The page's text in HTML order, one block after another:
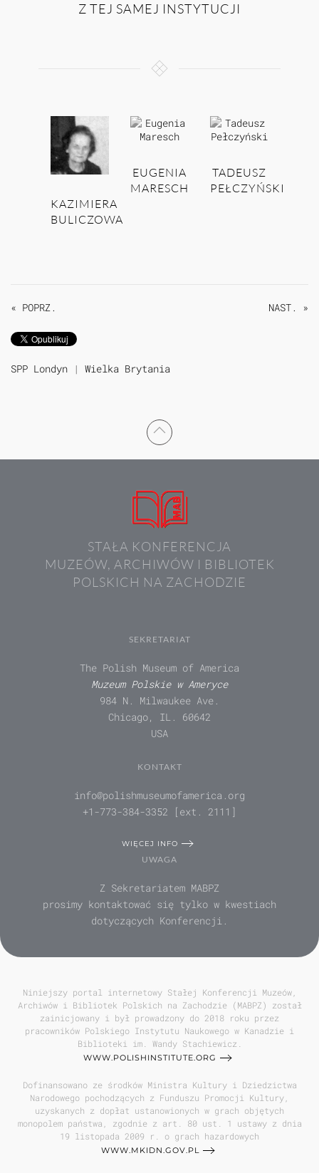
Z TEJ SAMEJ INSTYTUCJI
KAZIMIERA
BULICZOWA
EUGENIA
MARESCH
TADEUSZ
PEŁCZYŃSKI
« POPRZ. NAST. »
SPP Londyn | Wielka Brytania
STAŁA KONFERENCJA
MUZEÓW, ARCHIWÓW I BIBLIOTEK
POLSKICH NA ZACHODZIE
SEKRETARIAT
The Polish Museum of America
Muzeum Polskie w Ameryce
984 N. Milwaukee Ave.
Chicago, IL. 60642
USA
KONTAKT
info@polishmuseumofamerica.org
+1-773-384-3352 [ext. 2111]
WIĘCEJ INFO
UWAGA
Z Sekretariatem MABPZ
prosimy kontaktować się tylko w kwestiach
dotyczących Konferencji.
Niniejszy portal internetowy Stałej Konferencji Muzeów,
Archiwów i Bibliotek Polskich na Zachodzie (MABPZ) został
zainicjowany i był prowadzony do 2018 roku przez
pracowników Polskiego Instytutu Naukowego w Kanadzie i
Biblioteki im. Wandy Stachiewicz.
WWW.POLISHINSTITUTE.ORG
Dofinansowano ze środków Ministra Kultury i Dziedzictwa
Narodowego pochodzących z Funduszu Promocji Kultury,
uzyskanych z dopłat ustanowionych w grach objętych
monopolem państwa, zgodnie z art. 80 ust. 1 ustawy z dnia
19 listopada 2009 r. o grach hazardowych
WWW.MKIDN.GOV.PL